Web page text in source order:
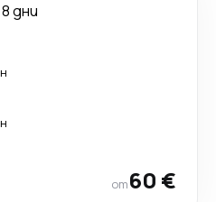
8 дни
от60 €